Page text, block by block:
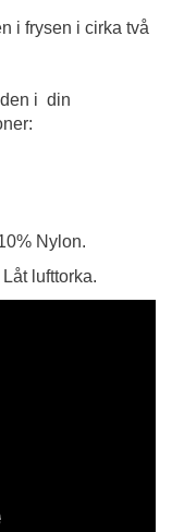
i frysen i cirka två
i din
Nylon.
lufttorka.